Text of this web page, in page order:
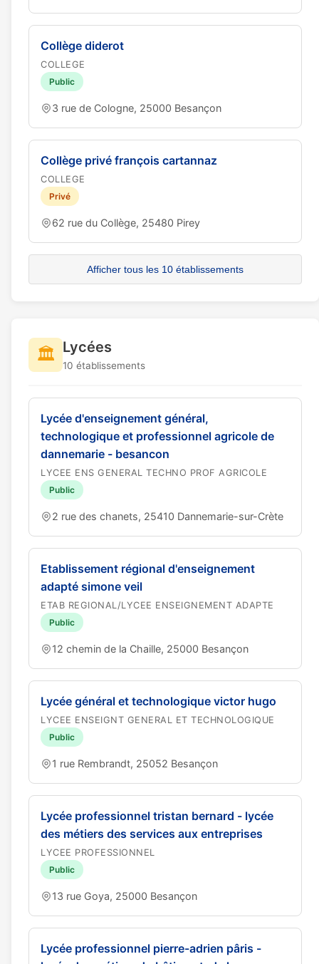
Collège diderot
COLLEGE
Public
3 rue de Cologne, 25000 Besançon
Collège privé françois cartannaz
COLLEGE
Privé
62 rue du Collège, 25480 Pirey
Afficher tous les 10 établissements
🏛️ Lycées
10 établissements
Lycée d'enseignement général,
technologique et professionnel agricole de
dannemarie - besancon
LYCEE ENS GENERAL TECHNO PROF AGRICOLE
Public
2 rue des chanets, 25410 Dannemarie-sur-Crète
Etablissement régional d'enseignement
adapté simone veil
ETAB REGIONAL/LYCEE ENSEIGNEMENT ADAPTE
Public
12 chemin de la Chaille, 25000 Besançon
Lycée général et technologique victor hugo
LYCEE ENSEIGNT GENERAL ET TECHNOLOGIQUE
Public
1 rue Rembrandt, 25052 Besançon
Lycée professionnel tristan bernard - lycée
des métiers des services aux entreprises
LYCEE PROFESSIONNEL
Public
13 rue Goya, 25000 Besançon
Lycée professionnel pierre-adrien pâris -